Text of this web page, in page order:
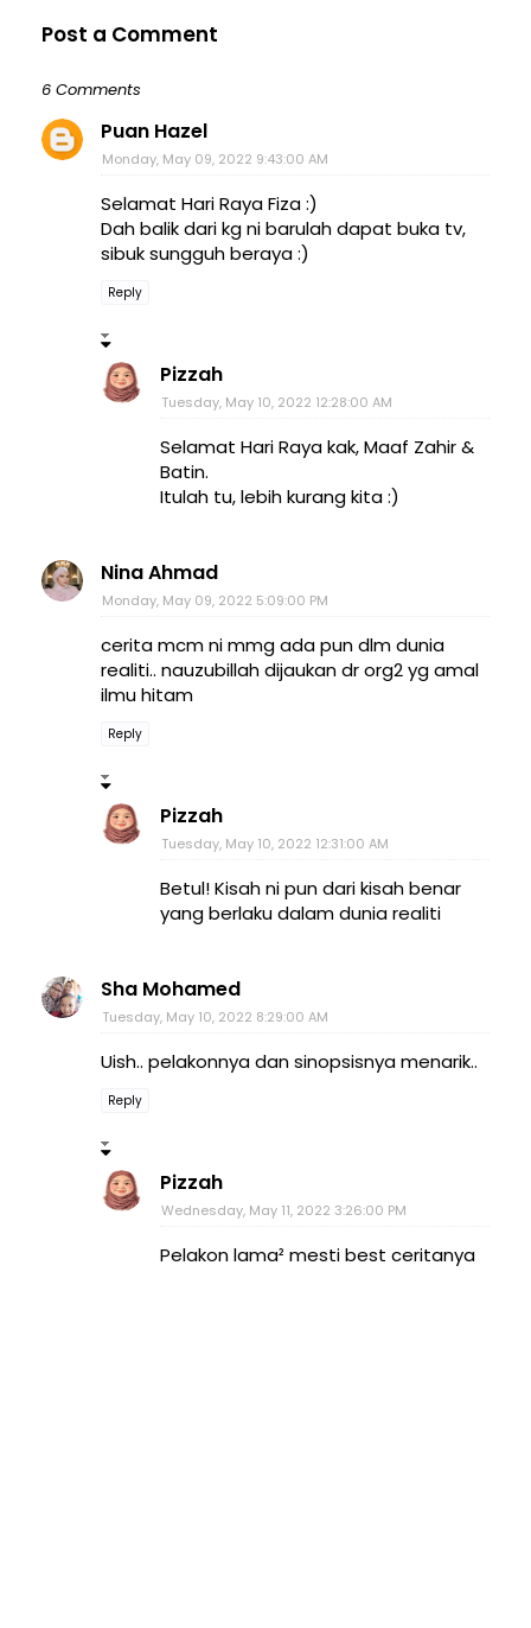
Post a Comment
6 Comments
Puan Hazel
Monday, May 09, 2022 9:43:00 AM
Selamat Hari Raya Fiza :)
Dah balik dari kg ni barulah dapat buka tv,
sibuk sungguh beraya :)
Reply
Pizzah
Tuesday, May 10, 2022 12:28:00 AM
Selamat Hari Raya kak, Maaf Zahir &
Batin.
Itulah tu, lebih kurang kita :)
Nina Ahmad
Monday, May 09, 2022 5:09:00 PM
cerita mcm ni mmg ada pun dlm dunia
realiti.. nauzubillah dijaukan dr org2 yg amal
ilmu hitam
Reply
Pizzah
Tuesday, May 10, 2022 12:31:00 AM
Betul! Kisah ni pun dari kisah benar
yang berlaku dalam dunia realiti
Sha Mohamed
Tuesday, May 10, 2022 8:29:00 AM
Uish.. pelakonnya dan sinopsisnya menarik..
Reply
Pizzah
Wednesday, May 11, 2022 3:26:00 PM
Pelakon lama² mesti best ceritanya